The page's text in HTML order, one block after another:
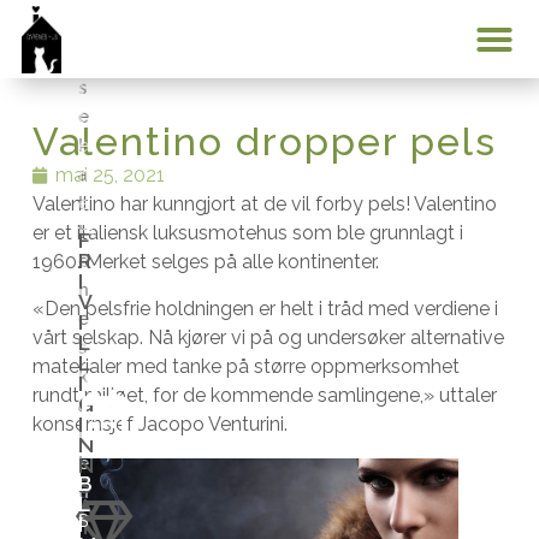
Valentino dropper pels
mai 25, 2021
Valentino har kunngjort at de vil forby pels! Valentino
er et italiensk luksusmotehus som ble grunnlagt i
1960. Merket selges på alle kontinenter.
«Den pelsfrie holdningen er helt i tråd med verdiene i
vårt selskap. Nå kjører vi på og undersøker alternative
materialer med tanke på større oppmerksomhet
rundt miljøet, for de kommende samlingene,» uttaler
konsernsjef Jacopo Venturini.
s
e
k
a
t
t
e
n
e
s
k
a
l
k
u
n
t
t
e
n
e
m
u
l
i
g
h
e
t
e
n
t
F
R
I
V
I
L
L
I
G
I
N
N
S
A
T
B
L
I
S